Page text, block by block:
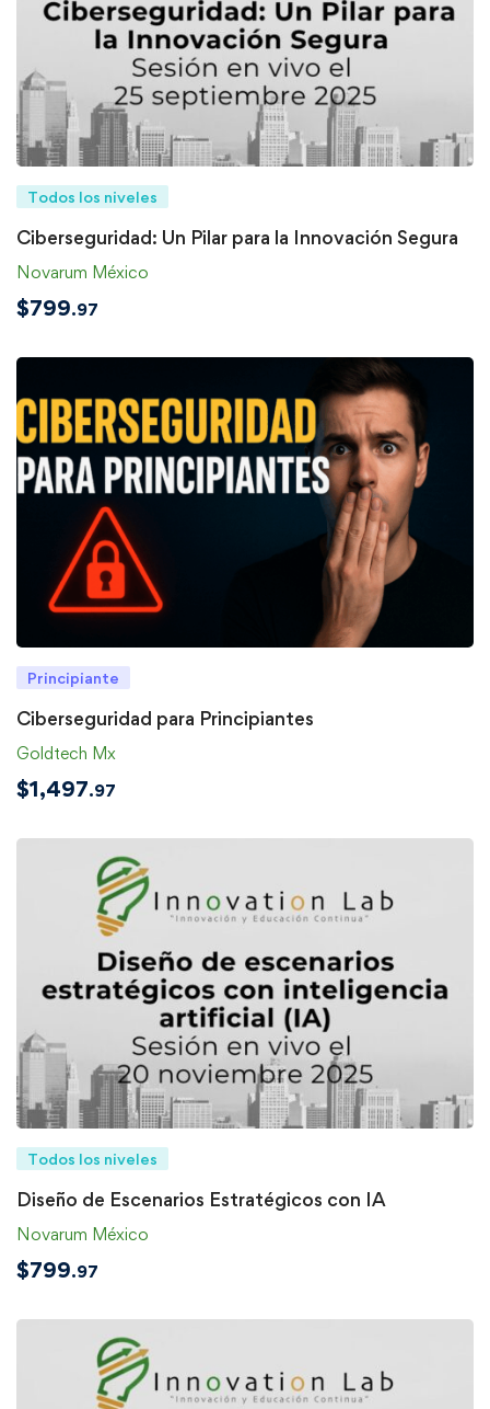
Todos los niveles
Ciberseguridad: Un Pilar para la Innovación Segura
Novarum México
$799.97
Principiante
Ciberseguridad para Principiantes
Goldtech Mx
$1,497.97
Todos los niveles
Diseño de Escenarios Estratégicos con IA
Novarum México
$799.97